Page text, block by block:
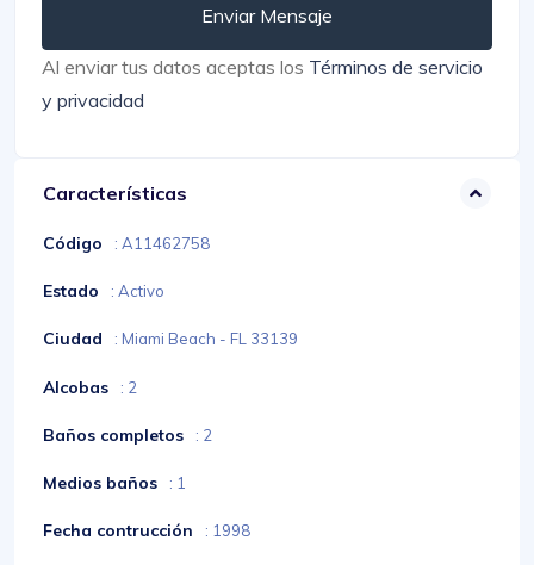
Enviar Mensaje
Al enviar tus datos aceptas los Términos de servicio
y privacidad
Características
Código : A11462758
Estado : Activo
Ciudad : Miami Beach - FL 33139
Alcobas : 2
Baños completos : 2
Medios baños : 1
Fecha contrucción : 1998